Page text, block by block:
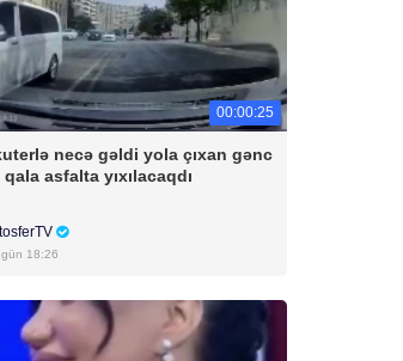
00:00:25
necə gəldi yola çıxan gənc
qala asfalta yıxılacaqdı
gün 18:26